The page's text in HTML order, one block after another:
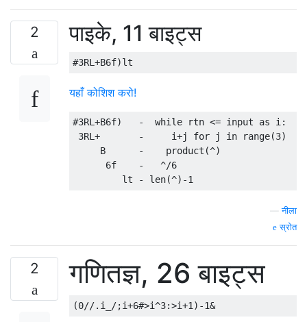
2 पाइके, 11 बाइट्स
यहाँ कोशिश करो!
#3RL+B6f)   -  while rtn <= input as i:
3RL+       -     i+j for j in range(3)
     B      -    product(^)
      6f    -   ^/6
—नीला
स्रोत
2 गणितज्ञ, 26 बाइट्स